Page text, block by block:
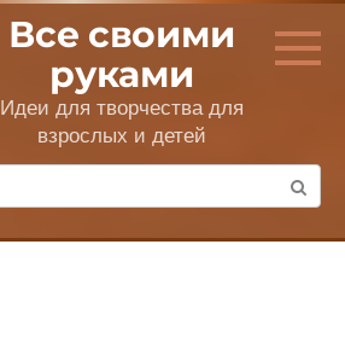
Все своими
руками
Идеи для творчества для
взрослых и детей